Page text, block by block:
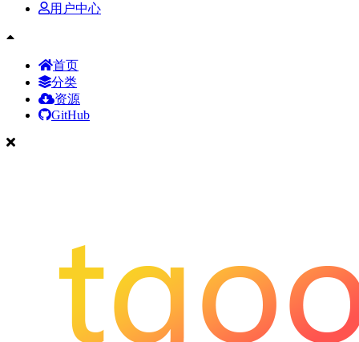
用户中心
首页
分类
资源
GitHub